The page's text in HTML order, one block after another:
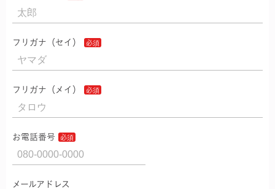
フリガナ（セイ）
フリガナ（メイ）
お電話番号
メールアドレス